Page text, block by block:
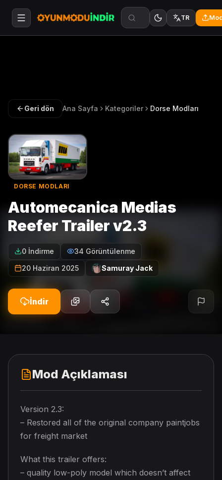
TR
Geri dön Ana Sayfa Kategoriler Dorse Modları
DORSE MODLARI
Automecanica Medias
Reefer Trailer v2.3
0 İndirme
34 Görüntülenme
20 Haziran 2025
Samuray Jack
İndir
Mod Açıklaması
Version 2.3:
– Restored all of the original company paintjobs
for freight market
What this trailer offers:
– quality low-poly model which doesn’t affect